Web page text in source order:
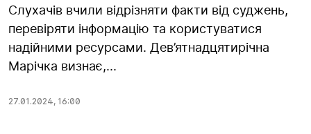
Слухачів вчили відрізняти факти від суджень,
перевіряти інформацію та користуватися
надійними ресурсами. Дев’ятнадцятирічна
Марічка визнає,...
27.01.2024, 16:00